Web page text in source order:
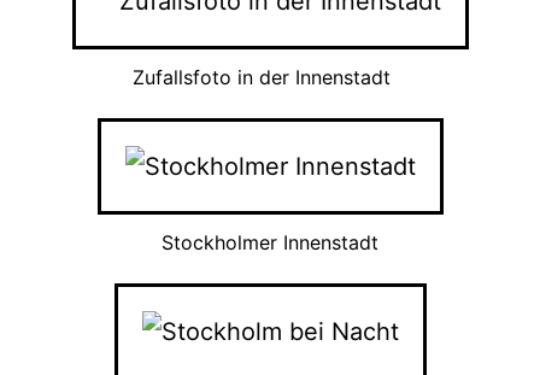
Zufallsfoto in der Innenstadt
Stockholmer Innenstadt